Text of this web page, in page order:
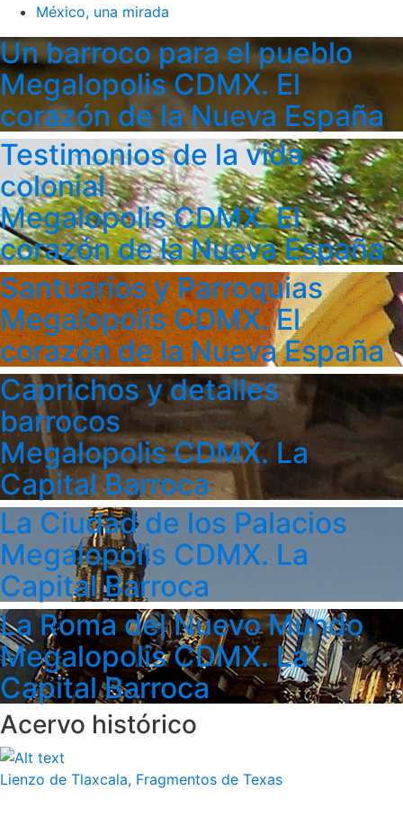
México, una mirada
Un barroco para el pueblo
Megalopolis CDMX. El
corazón de la Nueva España
Testimonios de la vida
colonial
Megalopolis CDMX. El
corazón de la Nueva España
Santuarios y Parroquias
Megalopolis CDMX. El
corazón de la Nueva España
Caprichos y detalles
barrocos
Megalopolis CDMX. La
Capital Barroca
La Ciudad de los Palacios
Megalopolis CDMX. La
Capital Barroca
La Roma del Nuevo Mundo
Megalopolis CDMX. La
Capital Barroca
Acervo histórico
Lienzo de Tlaxcala, Fragmentos de Texas